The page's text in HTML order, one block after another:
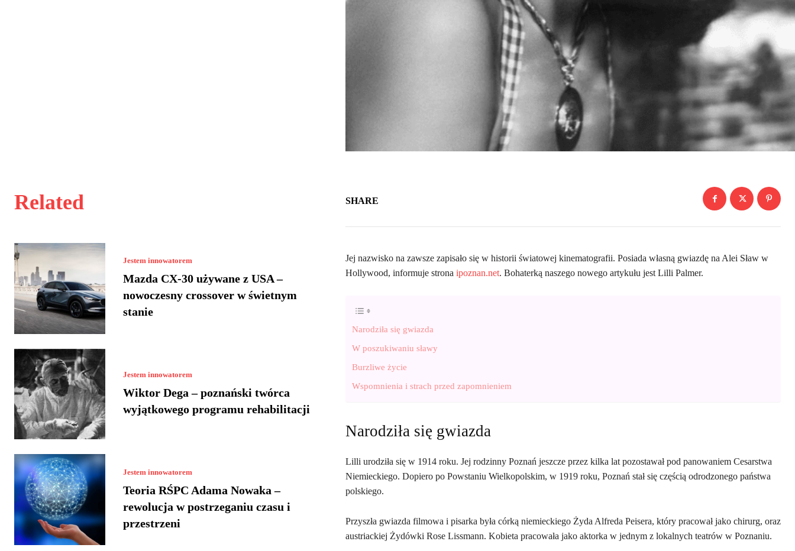
Related
Jestem innowatorem
Mazda CX-30 używane z USA –
nowoczesny crossover w świetnym
stanie
Jestem innowatorem
Wiktor Dega – poznański twórca
wyjątkowego programu rehabilitacji
Jestem innowatorem
Teoria RŚPC Adama Nowaka –
rewolucja w postrzeganiu czasu i
przestrzeni
SHARE
Jej nazwisko na zawsze zapisało się w historii światowej kinematografii. Posiada własną gwiazdę na Alei Sław w
Hollywood, informuje strona ipoznan.net. Bohaterką naszego nowego artykułu jest Lilli Palmer.
Narodziła się gwiazda
W poszukiwaniu sławy
Burzliwe życie
Wspomnienia i strach przed zapomnieniem
Narodziła się gwiazda
Lilli urodziła się w 1914 roku. Jej rodzinny Poznań jeszcze przez kilka lat pozostawał pod panowaniem Cesarstwa
Niemieckiego. Dopiero po Powstaniu Wielkopolskim, w 1919 roku, Poznań stał się częścią odrodzonego państwa
polskiego.
Przyszła gwiazda filmowa i pisarka była córką niemieckiego Żyda Alfreda Peisera, który pracował jako chirurg, oraz
austriackiej Żydówki Rose Lissmann. Kobieta pracowała jako aktorka w jednym z lokalnych teatrów w Poznaniu.